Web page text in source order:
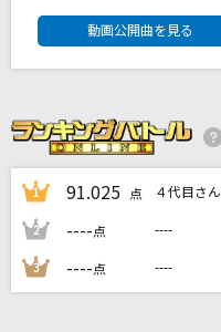
残響散歌
Aimer(エメ)
Ado
[生音]あなた
HY
LOVE SONG
動画公開曲を見る
1 91.025 点 ４代目さん
2 ----点 ----
3 ----点 ----